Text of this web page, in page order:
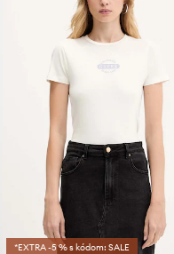
*EXTRA -5 % s kódom: SALE